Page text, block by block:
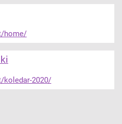
home/
koledar-2020/